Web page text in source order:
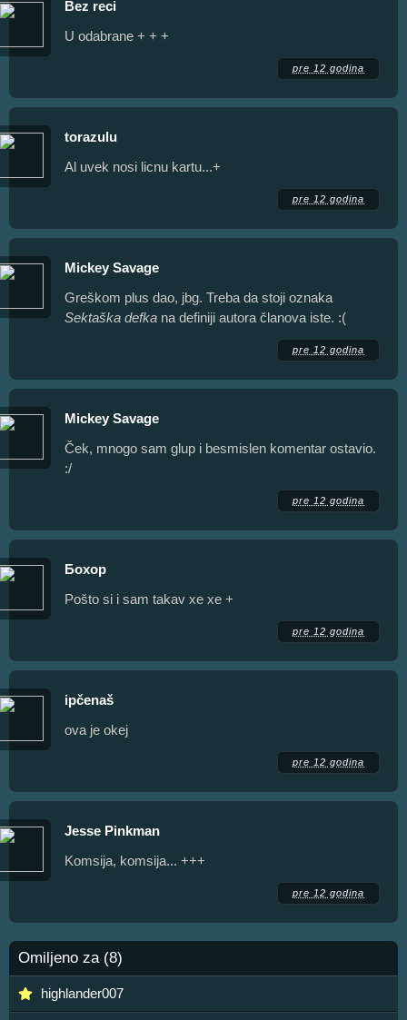
Bez reci
U odabrane + + +
pre 12 godina
torazulu
Al uvek nosi licnu kartu...+
pre 12 godina
Mickey Savage
Greškom plus dao, jbg. Treba da stoji oznaka
Sektaška defka na definiji autora članova iste. :(
pre 12 godina
Mickey Savage
Ček, mnogo sam glup i besmislen komentar ostavio.
:/
pre 12 godina
Бохор
Pošto si i sam takav xe xe +
pre 12 godina
ipčenaš
ova je okej
pre 12 godina
Jesse Pinkman
Komsija, komsija... +++
pre 12 godina
Omiljeno za (8)
highlander007